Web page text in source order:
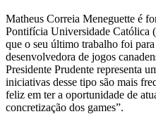
Matheus Correia Meneguette é
Pontifícia Universidade Católica
que o seu último trabalho foi
desenvolvedora de jogos
Presidente Prudente representa
iniciativas desse tipo são mais
feliz em ter a oportunidade de
concretização dos games”.